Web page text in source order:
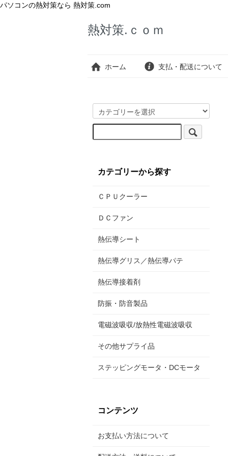
パソコンの熱対策なら 熱対策.com
熱対策.ｃｏｍ
ホーム 支払・配送について
カテゴリーから探す
ＣＰＵクーラー
ＤＣファン
熱伝導シート
熱伝導グリス／熱伝導パテ
熱伝導接着剤
防振・防音製品
電磁波吸収/放熱性電磁波吸収
その他サプライ品
ステッピングモータ・DCモータ
コンテンツ
お支払い方法について